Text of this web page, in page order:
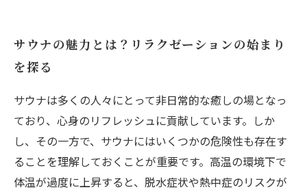
安全にサウナを楽しむための秘訣
サウナを避けるべき人々：健康を維持するため
に
サウナでのリフレッシュ：安心して楽しむため
のガイド
サウナの魅力とは？リラクゼーションの始まり
を探る
サウナは多くの人々にとって非日常的な癒しの場となっ
ており、心身のリフレッシュに貢献しています。しか
し、その一方で、サウナにはいくつかの危険性も存在す
ることを理解しておくことが重要です。高温の環境下で
体温が過度に上昇すると、脱水症状や熱中症のリスクが